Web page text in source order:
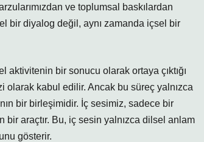
ve toplumsal baskılardan
bir diyalog değil, aynı zamanda içsel bir
bir sonucu olarak ortaya çıktığı
olarak kabul edilir. Ancak bu süreç yalnızca
bir birleşimidir. İç sesimiz, sadece bir
bir araçtır. Bu, iç sesin yalnızca dilsel anlam
gösterir.